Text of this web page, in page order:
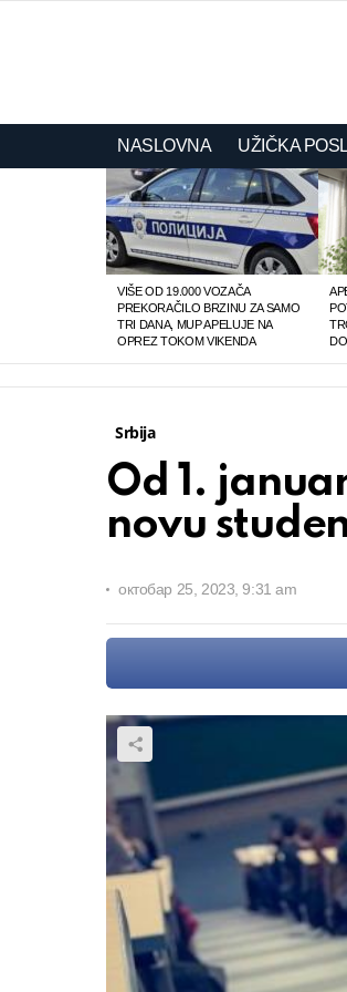
NASLOVNA UŽIČKA
LATEST
STORIES
VIŠE OD 19.000 VOZAČA
PREKORAČILO BRZINU ZA SAMO
TRI DANA, MUP APELUJE NA
OPREZ TOKOM VIKENDA
Srbija
Od 1.
novu
октобар 25, 2023, 9:31 am